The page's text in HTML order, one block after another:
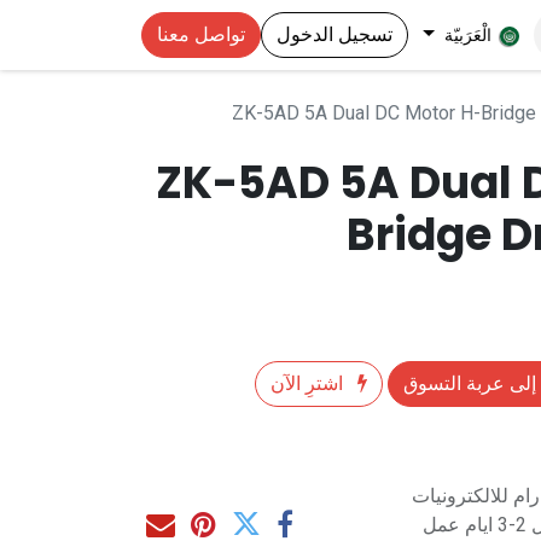
الْعَرَبيّة تسجيل الدخول تواصل معنا
ZK-5AD 5A Dual DC Motor H-
ZK-5AD 5A Dual
Bridge
عربة التسوق اشترِ الآن
للالكترونيات